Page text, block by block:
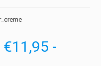
€11,95
prijs
€11,95 -